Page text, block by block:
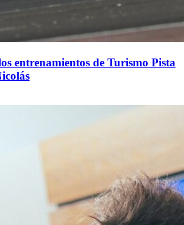
entrenamientos de Turismo Pista